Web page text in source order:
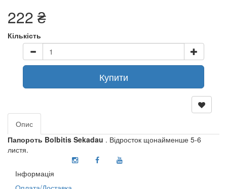
222 ₴
Кількість
Купити
Опис
Папороть Bolbitis Sekadau . Відросток щонайменше 5-6
листя.
Інформація